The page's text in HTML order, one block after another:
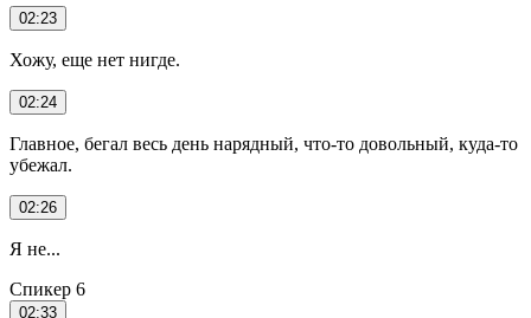
02:23
Хожу, еще нет нигде.
02:24
Главное, бегал весь день нарядный, что-то довольный, куда-то
убежал.
02:26
Я не...
Спикер 6
02:33